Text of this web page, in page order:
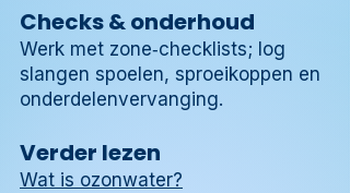
Checks & onderhoud
Werk met zone‑checklists; log
slangen spoelen, sproeikoppen en
onderdelenvervanging.
Verder lezen
Wat is ozonwater?